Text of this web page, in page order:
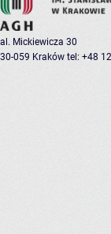
al. Mickiewicza 30
30-059 Kraków tel: +48